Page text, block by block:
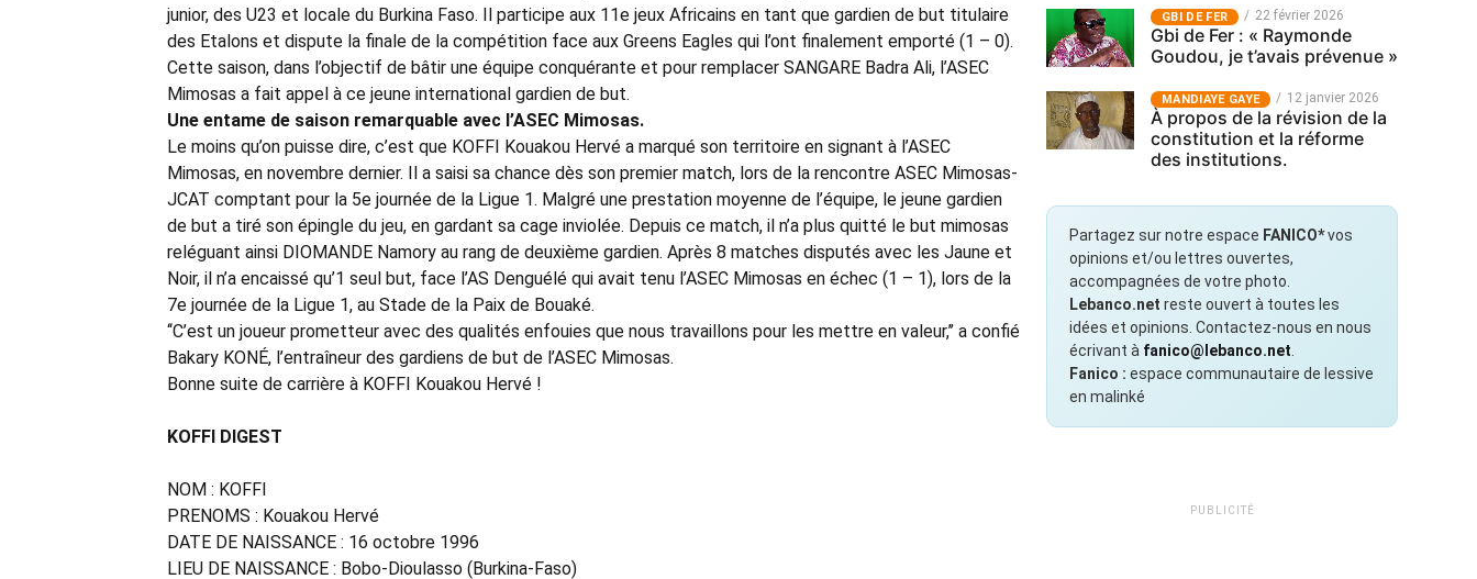
junior, des U23 et locale du Burkina Faso. Il participe aux 11e jeux Africains en tant que gardien de but titulaire
des Etalons et dispute la finale de la compétition face aux Greens Eagles qui l’ont finalement emporté (1 – 0).
Cette saison, dans l’objectif de bâtir une équipe conquérante et pour remplacer SANGARE Badra Ali, l’ASEC
Mimosas a fait appel à ce jeune international gardien de but.
Une entame de saison remarquable avec l’ASEC Mimosas.
Le moins qu’on puisse dire, c’est que KOFFI Kouakou Hervé a marqué son territoire en signant à l’ASEC
Mimosas, en novembre dernier. Il a saisi sa chance dès son premier match, lors de la rencontre ASEC Mimosas-
JCAT comptant pour la 5e journée de la Ligue 1. Malgré une prestation moyenne de l’équipe, le jeune gardien
de but a tiré son épingle du jeu, en gardant sa cage inviolée. Depuis ce match, il n’a plus quitté le but mimosas
reléguant ainsi DIOMANDE Namory au rang de deuxième gardien. Après 8 matches disputés avec les Jaune et
Noir, il n’a encaissé qu’1 seul but, face l’AS Denguélé qui avait tenu l’ASEC Mimosas en échec (1 – 1), lors de la
7e journée de la Ligue 1, au Stade de la Paix de Bouaké.
‘‘C’est un joueur prometteur avec des qualités enfouies que nous travaillons pour les mettre en valeur,’’ a confié
Bakary KONÉ, l’entraîneur des gardiens de but de l’ASEC Mimosas.
Bonne suite de carrière à KOFFI Kouakou Hervé !
KOFFI DIGEST
NOM : KOFFI
PRENOMS : Kouakou Hervé
DATE DE NAISSANCE : 16 octobre 1996
LIEU DE NAISSANCE : Bobo-Dioulasso (Burkina-Faso)
GBI DE FER 22 février 2026
Gbi de Fer : « Raymonde
Goudou, je t’avais prévenue »
MANDIAYE GAYE 12 janvier 2026
À propos de la révision de la
constitution et la réforme
des institutions.
Partagez sur notre espace FANICO*vos
opinions et/ou lettres ouvertes,
accompagnées de votre photo.
Lebanco.net reste ouvert à toutes les
idées et opinions. Contactez-nous en nous
écrivant à fanico@lebanco.net
Fanico : espace communautaire de lessive
en malinké
PUBLICITÉ